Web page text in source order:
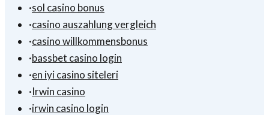
·sol casino bonus
·casino auszahlung vergleich
·casino willkommensbonus
·bassbet casino login
·en iyi casino siteleri
·Irwin casino
·irwin casino login